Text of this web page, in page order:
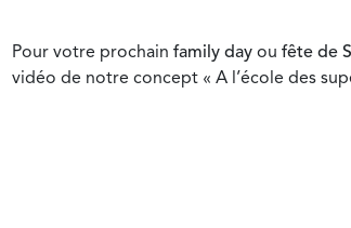
Pour votre prochain family day ou fête de
vidéo de notre concept « A l’école des